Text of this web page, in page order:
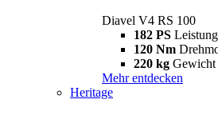
Diavel V4 RS 100
182 PS Leistung
120 Nm
220 kg
Mehr entdecken
Heritage